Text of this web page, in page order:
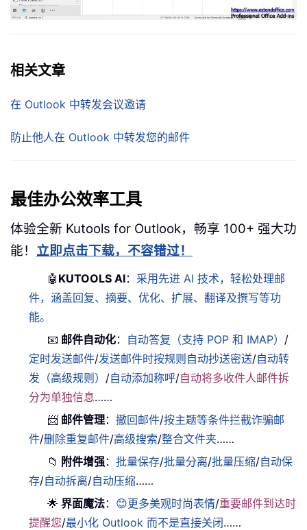
相关文章
在 Outlook 中转发会议邀请
防止他人在 Outlook 中转发您的邮件
最佳办公效率工具
体验全新 Kutools for Outlook，畅享 100+ 强大功
能！ 立即点击下载，不容错过！
🤖 KUTOOLS AI： 采用先进 AI 技术，轻松处理邮
件，涵盖回复、摘要、优化、扩展、翻译及撰写等功
能。
📧 邮件自动化： 自动答复（支持 POP 和 IMAP） /
定时发送邮件/发送邮件时按规则自动抄送密送/自动转
发（高级规则） /自动添加称呼/自动将多收件人邮件拆
分为单独信息……
📨 邮件管理：撤回邮件/按主题等条件拦截诈骗邮
件/删除重复邮件/高级搜索/整合文件夹……
📁 附件增强：批量保存/批量分离/批量压缩/自动保
存/自动拆离/自动压缩……
🌟 界面魔法： 😊更多美观时尚表情/重要邮件到达时
提醒您/最小化 Outlook 而不是直接关闭……